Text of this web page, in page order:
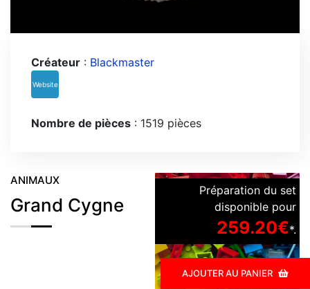
Créateur : Blackmaster
Website
Nombre de pièces : 1519 pièces
Préparation du set
disponible pour
259.20€*.
AJOUTER AU PANIER
ANIMAUX
Grand Cygne